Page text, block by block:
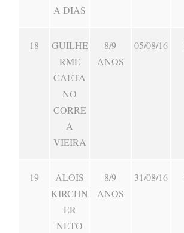
A DIAS
18
GUILHE
RME
CAETA
NO
CORRE
A
VIEIRA
8/9
ANOS
05/08/16
19
ALOIS
KIRCHN
ER
NETO
8/9
ANOS
31/08/16